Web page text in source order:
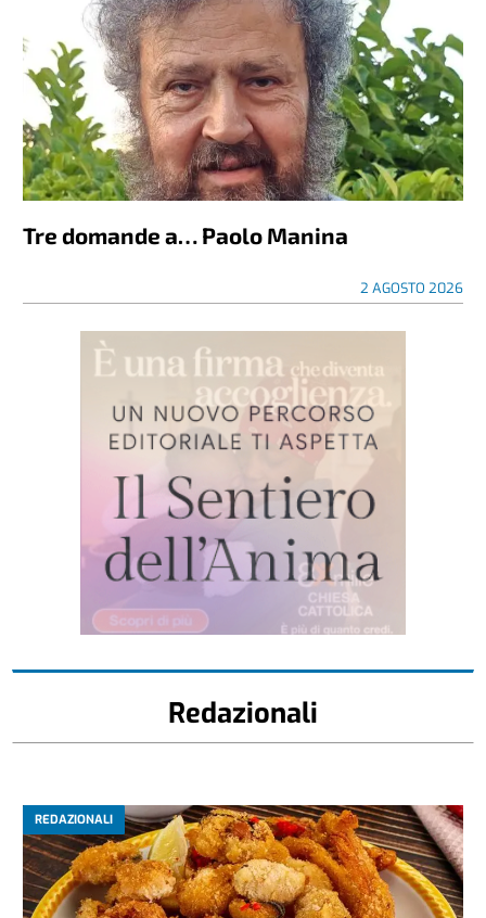
Tre domande a… Paolo Manina
2 AGOSTO 2026
Redazionali
REDAZIONALI